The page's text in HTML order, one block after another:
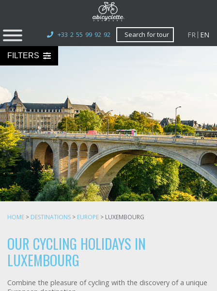
+33 2 55 99 92 92 Search for tour FR EN
HOME > DESTINATIONS > EUROPE > LUXEMBOURG
OUR CYCLING HOLIDAYS IN
LUXEMBOURG
Combine the pleasure of cycling with the discovery of a unique
FILTERS